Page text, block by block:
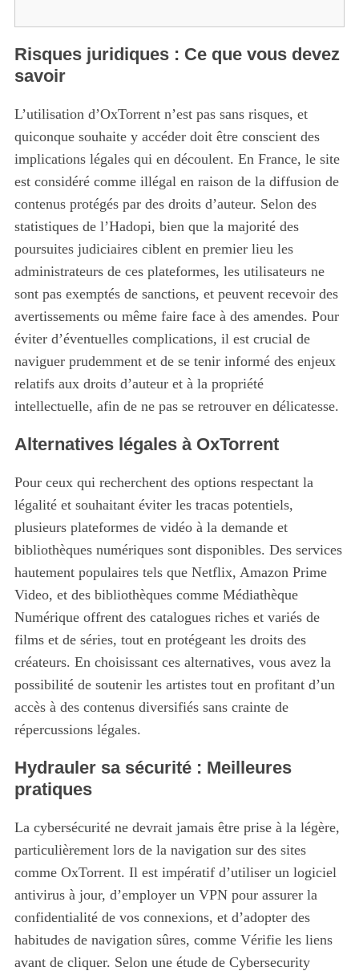
Risques juridiques : Ce que vous devez
savoir
L’utilisation d’OxTorrent n’est pas sans risques, et
quiconque souhaite y accéder doit être conscient des
implications légales qui en découlent. En France, le site
est considéré comme illégal en raison de la diffusion de
contenus protégés par des droits d’auteur. Selon des
statistiques de l’Hadopi, bien que la majorité des
poursuites judiciaires ciblent en premier lieu les
administrateurs de ces plateformes, les utilisateurs ne
sont pas exemptés de sanctions, et peuvent recevoir des
avertissements ou même faire face à des amendes. Pour
éviter d’éventuelles complications, il est crucial de
naviguer prudemment et de se tenir informé des enjeux
relatifs aux droits d’auteur et à la propriété
intellectuelle, afin de ne pas se retrouver en délicatesse.
Alternatives légales à OxTorrent
Pour ceux qui recherchent des options respectant la
légalité et souhaitant éviter les tracas potentiels,
plusieurs plateformes de vidéo à la demande et
bibliothèques numériques sont disponibles. Des services
hautement populaires tels que Netflix, Amazon Prime
Video, et des bibliothèques comme Médiathèque
Numérique offrent des catalogues riches et variés de
films et de séries, tout en protégeant les droits des
créateurs. En choisissant ces alternatives, vous avez la
possibilité de soutenir les artistes tout en profitant d’un
accès à des contenus diversifiés sans crainte de
répercussions légales.
Hydrauler sa sécurité : Meilleures
pratiques
La cybersécurité ne devrait jamais être prise à la légère,
particulièrement lors de la navigation sur des sites
comme OxTorrent. Il est impératif d’utiliser un logiciel
antivirus à jour, d’employer un VPN pour assurer la
confidentialité de vos connexions, et d’adopter des
habitudes de navigation sûres, comme Vérifie les liens
avant de cliquer. Selon une étude de Cybersecurity
e
a
r
f
o
r